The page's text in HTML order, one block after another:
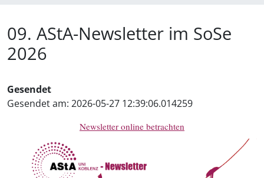
09. AStA-Newsletter im SoSe
2026
Gesendet
Gesendet am: 2026-05-27 12:39:06.014259
Newsletter online betrachten